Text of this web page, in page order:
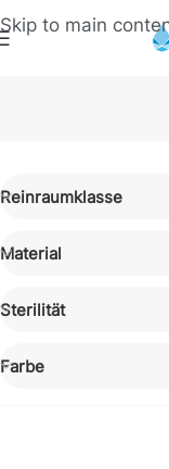
Skip to main
Reinraumklasse
Material
Sterilität
Farbe